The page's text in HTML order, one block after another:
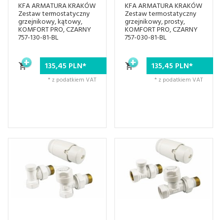
KFA ARMATURA KRAKÓW
Zestaw termostatyczny
grzejnikowy, kątowy,
KOMFORT PRO, CZARNY
757-130-81-BL
135,45 PLN*
* z podatkiem VAT
KFA ARMATURA KRAKÓW
Zestaw termostatyczny
grzejnikowy, prosty,
KOMFORT PRO, CZARNY
757-030-81-BL
135,45 PLN*
* z podatkiem VAT